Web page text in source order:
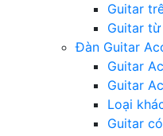
Guitar
Guitar
Đàn Guitar
Guitar
Guitar
Loại
Guitar